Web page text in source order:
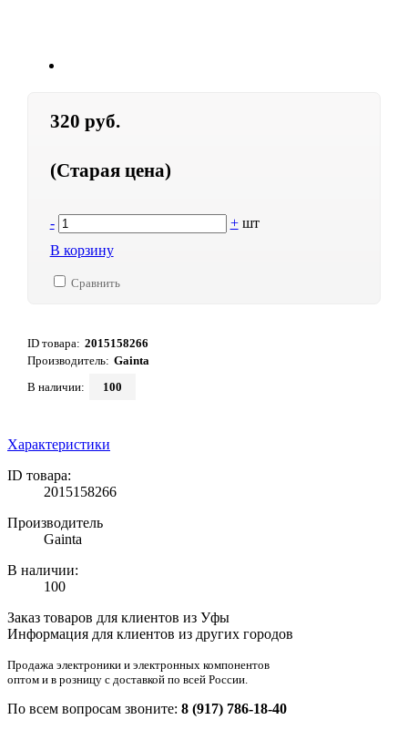
320 руб.
(Старая цена)
- + шт
В корзину
Сравнить
ID товара: 2015158266
Производитель: Gainta
В наличии:
100
Характеристики
ID товара:
2015158266
Производитель
Gainta
В наличии:
100
Заказ товаров для клиентов из Уфы
Информация для клиентов из других городов
Продажа электроники и электронных компонентов
оптом и в розницу с доставкой по всей России.
По всем вопросам звоните: 8 (917) 786-18-40